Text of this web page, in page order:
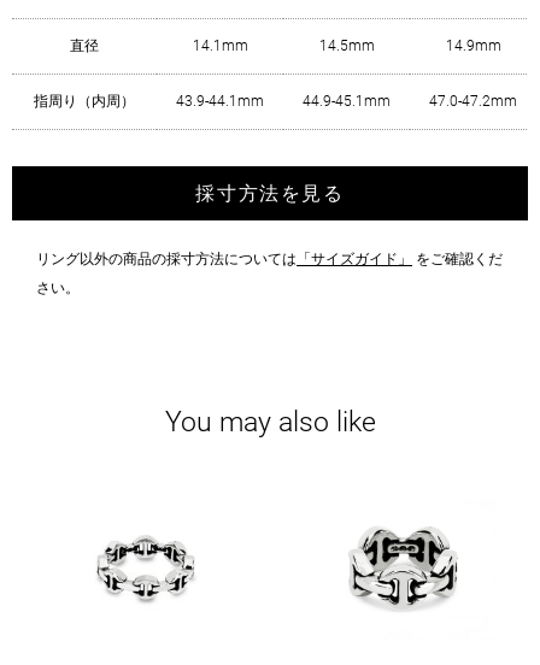
直径 14.1mm 14.5mm 14.9mm
指周り（内周） 43.9-44.1mm 44.9-45.1mm 47.0-47.2mm
採寸方法を見る
リング以外の商品の採寸方法については 「サイズガイド」
をご確認くだ
さい。
You may also like